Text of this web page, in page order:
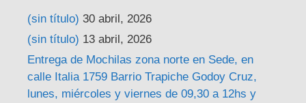
(sin título) 30 abril, 2026
(sin título) 13 abril, 2026
Entrega de Mochilas zona norte en Sede, en
calle Italia 1759 Barrio Trapiche Godoy Cruz,
lunes, miércoles y viernes de 09,30 a 12hs y